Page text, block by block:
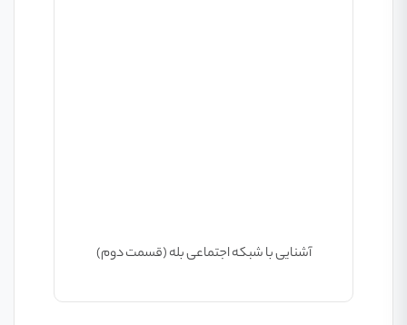
آشنایی با شبکه اجتماعی بله (قسمت دوم)